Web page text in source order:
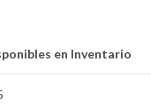
en Inventario